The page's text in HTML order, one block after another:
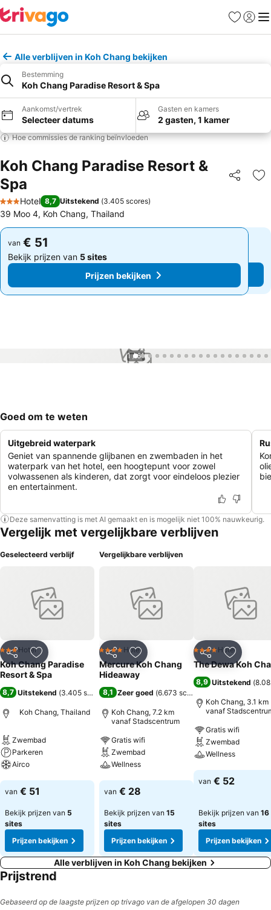
Favorieten
Alle verblijven in Koh Chang bekijken
Bestemming
Koh Chang Paradise Resort & Spa
Aankomst/vertrek
Selecteer datums
Gasten en kamers
2 gasten, 1 kamer
Hoe commissies de ranking beïnvloeden
Koh Chang Paradise Resort &
Spa
Delen
3 Sterren
Hotel 8,7 Uitstekend (3.405 scores)
39 Moo 4, Koh Chang, Thailand
van € 51
Bekijk prijzen van 5 sites
Prijzen bekijken
van € 51
Bekijk prijzen van 5 sites
Prijzen bekijken
1 / 61
Goed om te weten
Uitgebreid waterpark
Geniet van spannende glijbanen en zwembaden in het
waterpark van het hotel, een hoogtepunt voor zowel
volwassenen als kinderen, dat zorgt voor eindeloos plezier
en entertainment.
Deze samenvatting is met AI gemaakt en is mogelijk niet 100% nauwkeurig.
Vergelijk met vergelijkbare verblijven
Geselecteerd verblijf
Delen Toevoegen aan favorieten
3 Sterren
Hotel
Koh Chang Paradise
Resort & Spa
8,7 Uitstekend (3.405 scores)
Koh Chang, Thailand
Zwembad
Parkeren
Airco
Prijzen bekijken
van € 51
Bekijk prijzen van 5
sites
Prijzen bekijken
Vergelijkbare verblijven
Delen Toevoegen aan favorieten
4 SterrenHotel
Mercure Koh Chang
Hideaway
8,1 Zeer goed (6.673 scores
Koh Chang, 7.2 km
vanaf Stadscentrum
Gratis wifi
Zwembad
Wellness
Prijzen bekijken
van € 28
Bekijk prijzen van 15
sites
Prijzen bekijken
Delen
4 SterrenHotel
The Dewa Koh
8,9 Uitstekend (
Koh Chang, 3.1 km
vanaf
Gratis wifi
Zwembad
Wellness
Prijzen bekijken
van € 52
Bekijk prijzen van 16
sites
Prijzen bekijken
Alle verblijven in Koh Chang bekijken
Prijstrend
Gebaseerd op de laagste prijzen op trivago van de afgelopen 30 dagen